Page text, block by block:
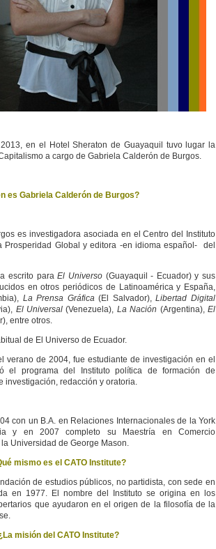
en el Hotel Sheraton de Guayaquil tuvo lugar la
a cargo de Gabriela Calderón de Burgos.
es Gabriela Calderón de Burgos?
es investigadora asociada en el Centro del Instituto
Prosperidad Global y editora -en idioma español- del
escrito paraEl Universo(Guayaquil - Ecuador) y sus
en otros periódicos de Latinoamérica y España,
La Prensa Gráfica(El Salvador),Libertad Digital
El Universal (Venezuela), La Nación (Argentina),El
entre otros.
de El Universo de Ecuador.
verano de 2004, fue estudiante de investigación en el
el programa del Instituto política de formación de
investigación, redacción y oratoria.
con un B.A. en Relaciones Internacionales de la York
y en 2007 completo su Maestría en Comercio
Universidad de George Mason.
mismo es el CATO Institute?
de estudios públicos, no partidista, con sede en
en 1977. El nombre del Instituto se origina en los
que ayudaron en el origen de la filosofía de la
misión del CATO Institute?